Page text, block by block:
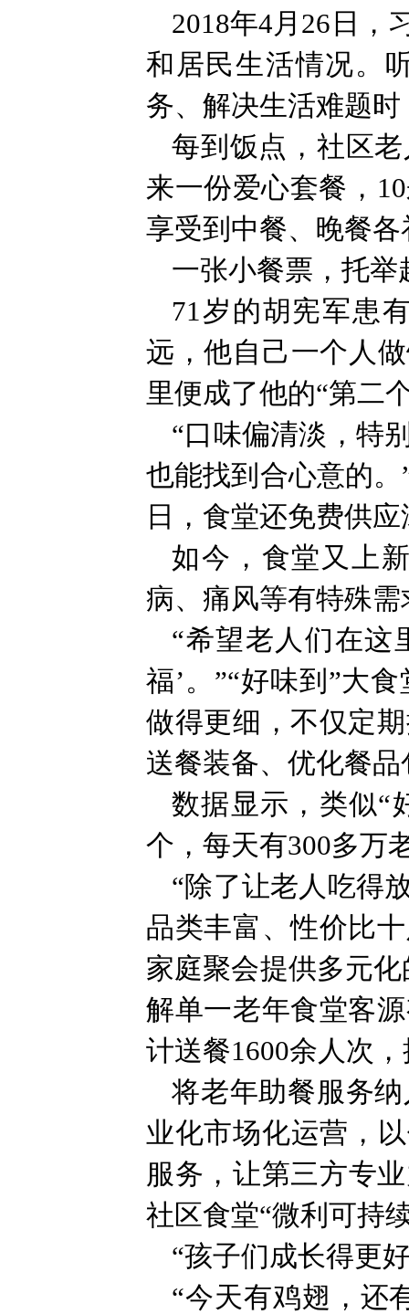
2018年4月26日，
和居民生活情况。
务、解决生活难题
每到饭点，社区
来一份爱心套餐，
享受到中餐、晚餐
一张小餐票，托
71岁的胡宪军患
远，他自己一个人
里便成了他的“第二
“口味偏清淡，特
也能找到合心意的
日，食堂还免费供
如今，食堂又上
病、痛风等有特殊
“希望老人们在这
福’。”“好味到”大
做得更细，不仅定
送餐装备、优化餐
数据显示，类似“
个，每天有300多万
“除了让老人吃得
品类丰富、性价比
家庭聚会提供多元
解单一老年食堂客
计送餐1600余人次
将老年助餐服务
业化市场化运营，
服务，让第三方专
社区食堂“微利可持
“孩子们成长得更
“今天有鸡翅，还